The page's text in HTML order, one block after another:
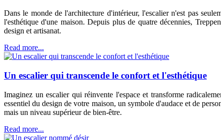
Dans le monde de l'architecture d'intérieur, l'escalier n'est pas
l'esthétique d'une maison. Depuis plus de quatre décennies,
design et artisanat.
Read more...
Un escalier qui transcende le confort et l'esthétique
Imaginez un escalier qui réinvente l'espace et transforme
essentiel du design de votre maison, un symbole d'audace et de
mais un niveau supérieur de bien-être.
Read more...